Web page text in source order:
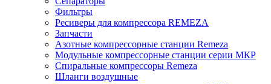
Фильтры
Ресиверы для компрессора REMEZA
Запчасти
Азотные компрессорные станции Remeza
Модульные компрессорные станции серии МКР
Спиральные компрессоры Remeza
Шланги воздушные